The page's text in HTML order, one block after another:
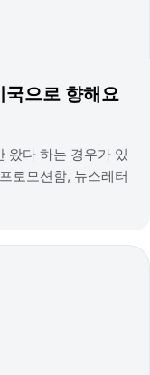
으로 향해요
왔다 하는 경우가 있
로모션함, 뉴스레터